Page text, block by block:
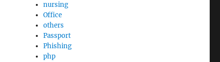
nursing
Office
others
Passport
Phishing
php